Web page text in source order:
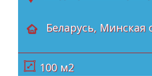
Беларусь, Минская
100 м2